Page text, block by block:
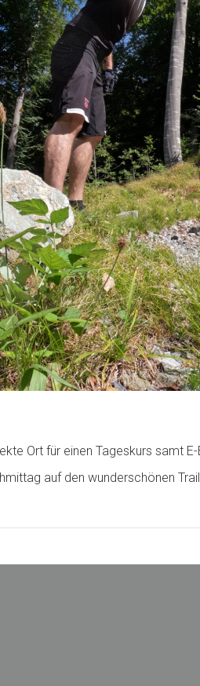
Ort für einen Tageskurs samt
auf den wunderschönen